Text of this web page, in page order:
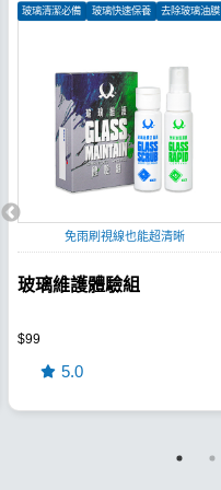
玻璃清潔必備 玻璃快速保養 去除玻璃油膜
免雨刷視線也能超清晰
玻璃維護體驗組
$99
5.0